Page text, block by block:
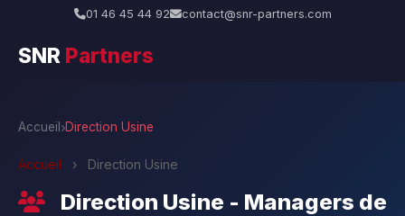
01 46 45 44 92 contact@snr-partners.com
SNR Partners
Accueil Direction Usine
Accueil › Direction Usine
Direction Usine - Managers de